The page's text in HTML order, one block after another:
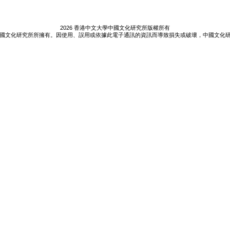
2026 香港中文大學中國文化研究所版權所有
文化研究所所擁有。因使用、誤用或依據此電子通訊的資訊而導致損失或破壞，中國文化研